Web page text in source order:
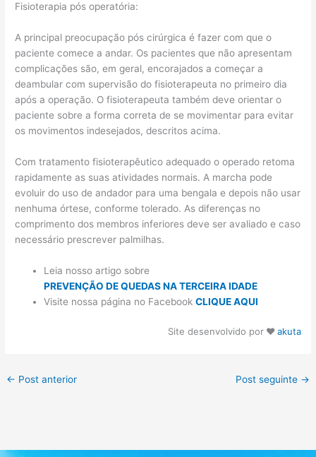
Fisioterapia pós operatória:
A principal preocupação pós cirúrgica é fazer com que o
paciente comece a andar. Os pacientes que não apresentam
complicações são, em geral, encorajados a começar a
deambular com supervisão do fisioterapeuta no primeiro dia
após a operação. O fisioterapeuta também deve orientar o
paciente sobre a forma correta de se movimentar para evitar
os movimentos indesejados, descritos acima.
Com tratamento fisioterapêutico adequado o operado retoma
rapidamente as suas atividades normais. A marcha pode
evoluir do uso de andador para uma bengala e depois não usar
nenhuma órtese, conforme tolerado. As diferenças no
comprimento dos membros inferiores deve ser avaliado e caso
necessário prescrever palmilhas.
Leia nosso artigo sobre
PREVENÇÃO DE QUEDAS NA TERCEIRA IDADE
Visite nossa página no FacebookCLIQUE AQUI
Site desenvolvido por♥akuta
← Post anterior Post seguinte →